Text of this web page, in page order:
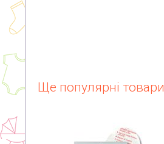
Ще популярні товари